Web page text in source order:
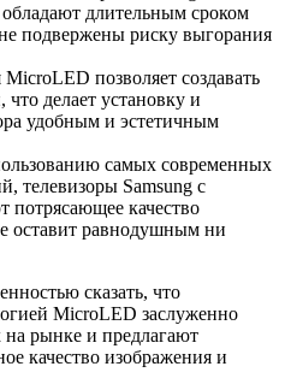
длительным сроком
подвержены риску выгорания
позволяет создавать
делает установку и
удобным и эстетичным
самых современных
телевизоры Samsung с
потрясающее качество
оставит равнодушным ни
сказать, что
MicroLED заслуженно
рынке и предлагают
качество изображения и